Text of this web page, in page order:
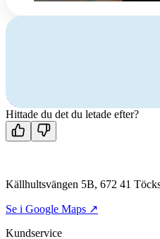
Har du frågor om
Kontakta oss
Hittade du det du letade efter?
Källhultsvängen 5B, 672 41
Se i Google Maps ↗
Kundservice